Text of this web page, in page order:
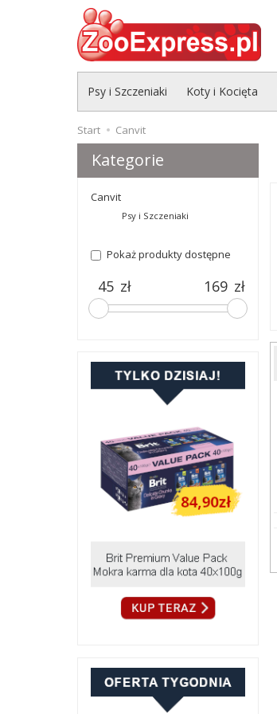
Psy i Szczeniaki Koty i Kocięta
Start Canvit
Kategorie
Canvit
Psy i Szczeniaki
Pokaż produkty dostępne
zł zł